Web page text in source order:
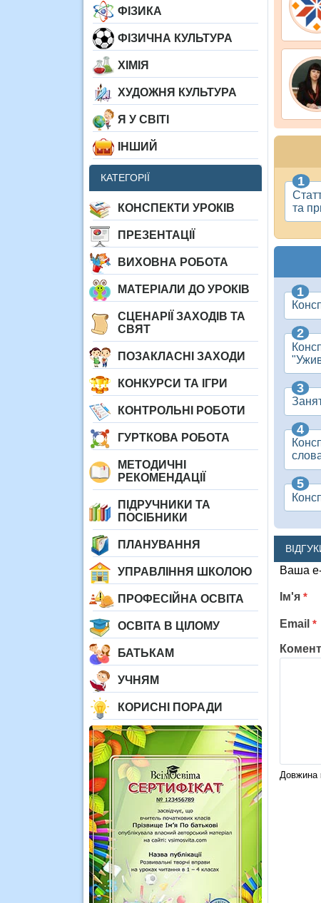
ФІЗИКА
ФІЗИЧНА КУЛЬТУРА
ХІМІЯ
ХУДОЖНЯ КУЛЬТУРА
Я У СВІТІ
ІНШИЙ
КАТЕГОРІЇ
КОНСПЕКТИ УРОКІВ
ПРЕЗЕНТАЦІЇ
ВИХОВНА РОБОТА
МАТЕРІАЛИ ДО УРОКІВ
СЦЕНАРІЇ ЗАХОДІВ ТА
СВЯТ
ПОЗАКЛАСНІ ЗАХОДИ
КОНКУРСИ ТА ІГРИ
КОНТРОЛЬНІ РОБОТИ
ГУРТКОВА РОБОТА
МЕТОДИЧНІ
РЕКОМЕНДАЦІЇ
ПІДРУЧНИКИ ТА
ПОСІБНИКИ
ПЛАНУВАННЯ
УПРАВЛІННЯ ШКОЛОЮ
ПРОФЕСІЙНА ОСВІТА
ОСВІТА В ЦІЛОМУ
БАТЬКАМ
УЧНЯМ
КОРИСНІ ПОРАДИ
та
Ваша
Довжина
Ім'я *
Email *